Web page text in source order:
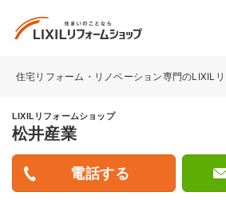
住宅リフォーム・リノベーション専門のLIXIL
LIXILリフォームショップ
松井産業